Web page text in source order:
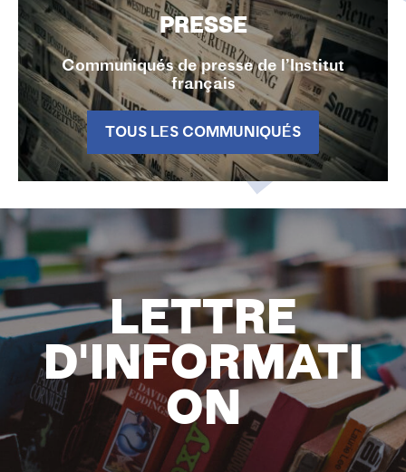
PRESSE
Communiqués de presse de l’Institut
français
TOUS LES COMMUNIQUÉS
LETTRE
D'INFORMATI
ON